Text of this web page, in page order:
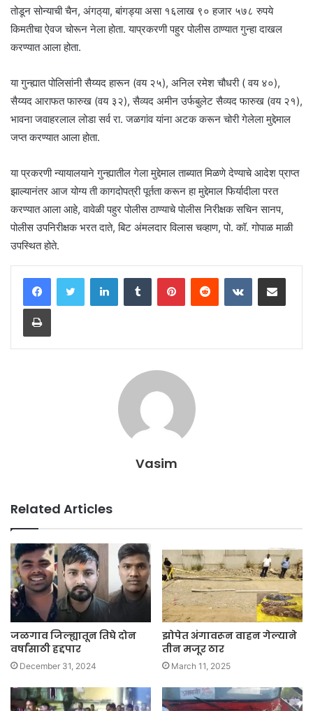
तोडून सोन्याची चैन, अंगठ्‌या, बांगड्या असा १६लाख ९० हजार ५७८ रुपये
किमतीचा ऐवज चोरून नेला होता. याप्रकरणी पहुर पोलीस ठाण्यात गुन्हा दाखल
करण्यात आला होता.
या गुन्ह्यात पोलिसांनी सैय्यद हारून (वय २५), अनिल रमेश चौधरी ( वय ४०),
सैय्यद आराफत फारुख (वय ३२), सैव्यद अमीन उर्फबुलेट सैव्यद फारुख (वय २१),
भावना जवाहरलाल लोडा सर्व रा. जळगांव यांना अटक करून चोरी गेलेला मुद्देमाल
जप्त करण्यात आला होता.
या प्रकरणी न्यायालयाने गुन्ह्यातील गेला मुद्देमाल ताब्यात मिळणे देण्याचे आदेश प्राप्त
झाल्यानंतर आज योग्य ती कागदोपत्री पूर्तता करून हा मुद्देमाल फिर्यादीला परत
करण्यात आला आहे, वावेळी पहुर पोलीस ठाण्याचे पोलीस निरीक्षक सचिन सानप,
पोलीस उपनिरीक्षक भरत दाते, बिट अंमलदार विलास चव्हाण, पो. कॉ. गोपाळ माळी
उपस्थित होते.
LinkedInTumblr PinterestReddit VKontakteShare via Email
Print
Vasim
Related Articles
जळगाव जिल्ह्यातून तिघे दोन
वर्षांसाठी हद्दपार
December 31, 2024
झोपेत अंगावरून वाहन गेल्याने
तीन मजूर ठार
March 11, 2025